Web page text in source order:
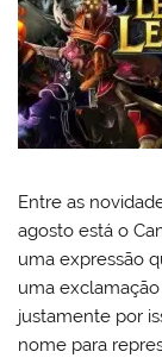
Entre as
agosto está o
uma expressão
uma
justamente por
nome para